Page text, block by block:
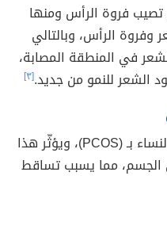
تصيب فروة الرأس ومنها
الرأس، وبالتالي
في المنطقة المصابة،
الشعر للنمو من جديد.[٣]
يسمى هذا المرض الذي يصيب النساء بـ (PCOS)، ويؤثّر هذا
مما يسبب تساقط